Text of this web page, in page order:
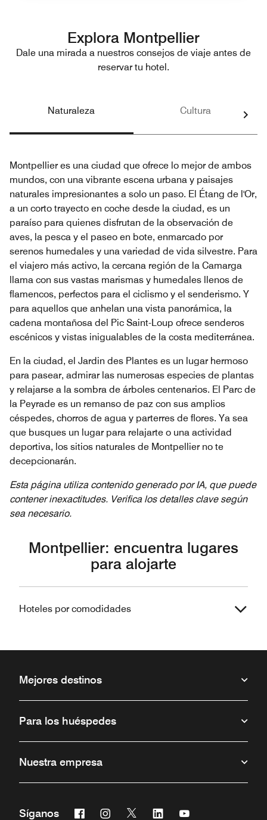
Explora Montpellier
Dale una mirada a nuestros consejos de viaje antes de
reservar tu hotel.
Naturaleza Cultura
Montpellier es una ciudad que ofrece lo mejor de ambos
mundos, con una vibrante escena urbana y paisajes
naturales impresionantes a solo un paso. El Étang de l'Or,
a un corto trayecto en coche desde la ciudad, es un
paraíso para quienes disfrutan de la observación de
aves, la pesca y el paseo en bote, enmarcado por
serenos humedales y una variedad de vida silvestre. Para
el viajero más activo, la cercana región de la Camarga
llama con sus vastas marismas y humedales llenos de
flamencos, perfectos para el ciclismo y el senderismo. Y
para aquellos que anhelan una vista panorámica, la
cadena montañosa del Pic Saint-Loup ofrece senderos
escénicos y vistas inigualables de la costa mediterránea.
En la ciudad, el Jardin des Plantes es un lugar hermoso
para pasear, admirar las numerosas especies de plantas
y relajarse a la sombra de árboles centenarios. El Parc de
la Peyrade es un remanso de paz con sus amplios
céspedes, chorros de agua y parterres de flores. Ya sea
que busques un lugar para relajarte o una actividad
deportiva, los sitios naturales de Montpellier no te
decepcionarán.
Esta página utiliza contenido generado por IA, que puede
contener inexactitudes. Verifica los detalles clave según
sea necesario.
Montpellier: encuentra lugares
para alojarte
Hoteles por comodidades
Mejores destinos
Para los huéspedes
Nuestra empresa
Síganos FacebookInstagram
Twitter Linkedin